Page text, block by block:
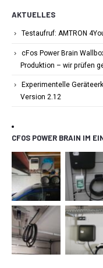
AKTUELLES
Testaufruf: AMTRON
cFos Power Brain
Produktion – wir prüfen
Experimentelle
Version 2.12
CFOS POWER BRAIN IM